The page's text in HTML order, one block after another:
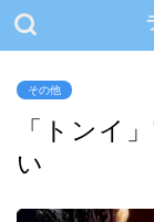
その他
「トンイ
い